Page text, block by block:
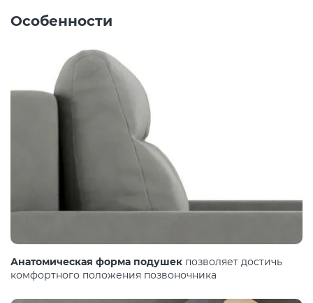
Особенности
Анатомическая форма подушек позволяет достичь
комфортного положения позвоночника